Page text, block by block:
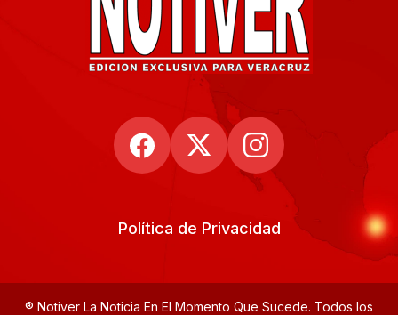
Política de Privacidad
® Notiver La Noticia En El Momento Que Sucede. Todos los